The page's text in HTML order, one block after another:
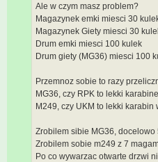
Ale w czym masz problem?
Magazynek emki miesci 30
Magazynek Giety miesci 30
Drum emki miesci 100 kulek
Drum giety (MG36) miesci 100
Przemnoz sobie to razy
MG36, czy RPK to lekki
M249, czy UKM to lekki
Zrobilem sibie MG36, docelowo
Zrobilem sobie m249 z 7
Po co wywarzac otwarte drzwi